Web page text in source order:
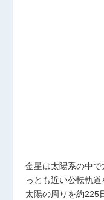
金星は太陽系の中
っとも近い公転軌道
太陽の周りを約225